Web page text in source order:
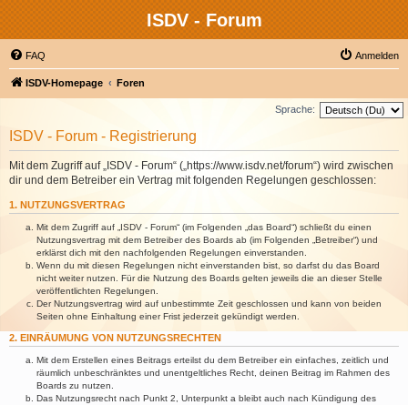
ISDV - Forum
FAQ Anmelden
ISDV-Homepage Foren
Sprache:
ISDV - Forum - Registrierung
Mit dem Zugriff auf „ISDV - Forum“ („https://www.isdv.net/forum“) wird zwischen
dir und dem Betreiber ein Vertrag mit folgenden Regelungen geschlossen:
1. NUTZUNGSVERTRAG
Mit dem Zugriff auf „ISDV - Forum“ (im Folgenden „das Board“) schließt du einen
Nutzungsvertrag mit dem Betreiber des Boards ab (im Folgenden „Betreiber“) und
erklärst dich mit den nachfolgenden Regelungen einverstanden.
Wenn du mit diesen Regelungen nicht einverstanden bist, so darfst du das Board
nicht weiter nutzen. Für die Nutzung des Boards gelten jeweils die an dieser Stelle
veröffentlichten Regelungen.
Der Nutzungsvertrag wird auf unbestimmte Zeit geschlossen und kann von beiden
Seiten ohne Einhaltung einer Frist jederzeit gekündigt werden.
2. EINRÄUMUNG VON NUTZUNGSRECHTEN
Mit dem Erstellen eines Beitrags erteilst du dem Betreiber ein einfaches, zeitlich und
räumlich unbeschränktes und unentgeltliches Recht, deinen Beitrag im Rahmen des
Boards zu nutzen.
Das Nutzungsrecht nach Punkt 2, Unterpunkt a bleibt auch nach Kündigung des